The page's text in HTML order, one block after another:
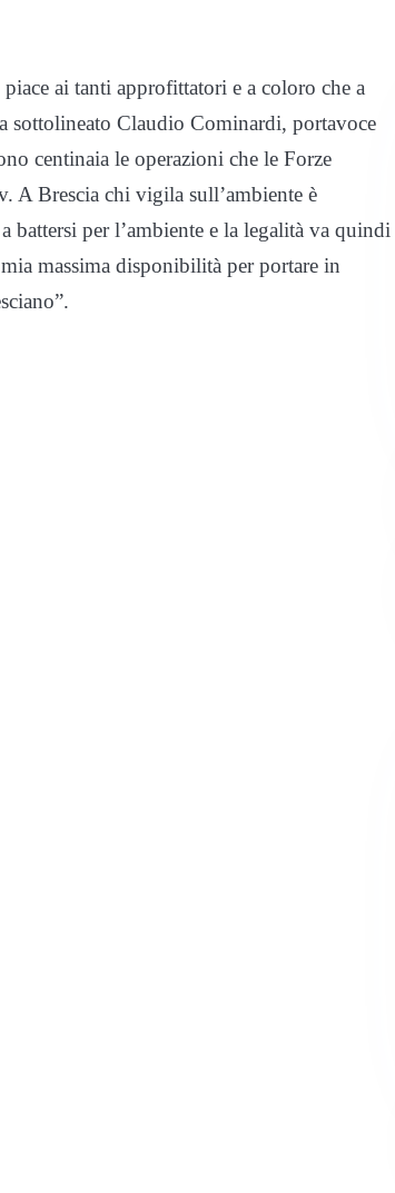
ai tanti approfittatori e a coloro che a
sottolineato Claudio Cominardi, portavoce
centinaia le operazioni che le Forze
A Brescia chi vigila sull’ambiente è
battersi per l’ambiente e la legalità va quindi
massima disponibilità per portare in